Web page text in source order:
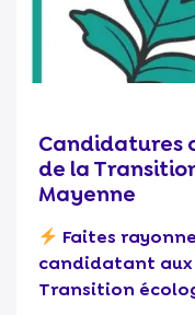
Candidatures
de la
Mayenne
Faites
candidatant aux
Transition